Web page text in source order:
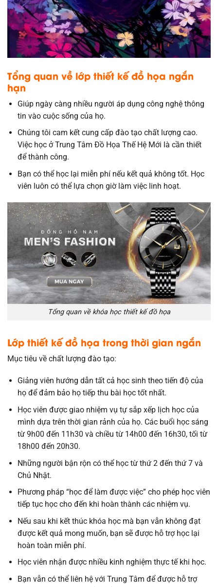
Tổng quan về lớp thiết kế đồ họa ngắn
hạn
Giúp ngày càng nhiều người áp dụng công nghệ thông
tin vào cuộc sống của họ.
Chúng tôi cam kết cung cấp đào tạo chất lượng cao.
Việc học ở Trung Tâm Đồ Họa Thế Hệ Mới là cần thiết
để thành công.
Bạn có thể học lại miễn phí nếu kết quả không tốt. Học
viên luôn có thể lựa chọn giờ làm việc linh hoạt.
Tổng quan về khóa học thiết kế đồ họa
Lớp thiết kế đồ họa trong thời gian ngắn
Mục tiêu về chất lượng đào tạo:
Giảng viên hướng dẫn tất cả học sinh theo tiến độ của
họ để đảm bảo họ tiếp thu bài học tốt nhất.
Học viên được giao nhiệm vụ tự sắp xếp lịch học của
mình dựa trên thời gian rảnh của họ. Các buổi học sáng
từ 9h00 đến 11h30 và chiều từ 14h00 đến 16h30, tối từ
18h00 đến 20h30.
Những người bận rộn có thể học từ thứ 2 đến thứ 7 và
Chủ Nhật.
Phương pháp “học để làm được việc” cho phép học viên
tiếp tục học cho đến khi hoàn thành các nhiệm vụ.
Nếu sau khi kết thúc khóa học mà bạn vẫn không đạt
được kết quả mong muốn, bạn sẽ được hỗ trợ học lại
hoàn toàn miễn phí.
Học viên nhận được nhiều kinh nghiệm thực tế khi học.
Bạn vẫn có thể liên hệ với Trung Tâm để được hỗ trợ